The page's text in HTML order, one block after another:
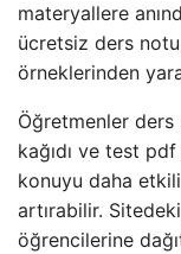
materyallere
ücretsiz ders notu,
örneklerinden
Öğretmenler ders
kağıdı ve test pdf
konuyu daha
artırabilir. Sitedeki
öğrencilerine